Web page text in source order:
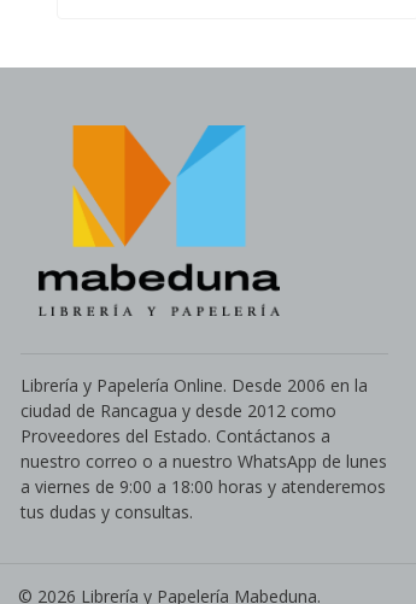
Librería y Papelería Online. Desde 2006 en la
ciudad de Rancagua y desde 2012 como
Proveedores del Estado. Contáctanos a
nuestro correo o a nuestro WhatsApp de lunes
a viernes de 9:00 a 18:00 horas y atenderemos
tus dudas y consultas.
© 2026 Librería y Papelería Mabeduna.